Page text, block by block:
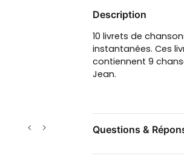
Description
10 livrets de
instantanées. Ces
contiennent 9
Jean.
Questions &